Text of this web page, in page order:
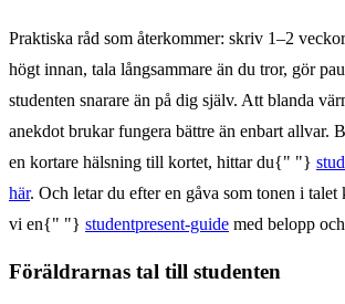
Praktiska råd som återkommer: skriv 1–2
högt innan, tala långsammare än du tror, gör
studenten snarare än på dig själv. Att blanda
anekdot brukar fungera bättre än enbart allvar.
en kortare hälsning till kortet, hittar du{" "}
här. Och letar du efter en gåva som tonen i talet
vi en{" "} studentpresent-guide med belopp
Föräldrarnas tal till studenten